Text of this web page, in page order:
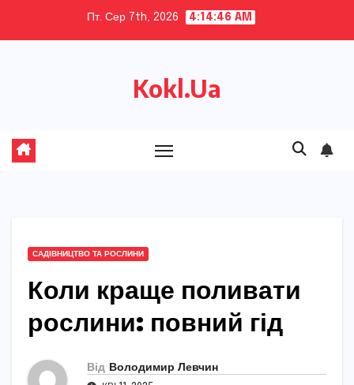
Пт. Сер 7th, 2026 4:14:47 AM
Kokl.Ua
САДІВНИЦТВО ТА РОСЛИНИ
Коли краще поливати
рослини: повний гід
Від Володимир Левчин